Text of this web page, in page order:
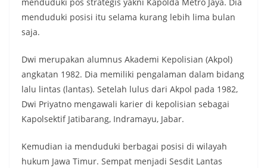
menduduki posisi itu selama kurang lebih lima bulan
saja.
Dwi merupakan alumnus Akademi Kepolisian (Akpol)
angkatan 1982. Dia memiliki pengalaman dalam bidang
lalu lintas (lantas). Setelah lulus dari Akpol pada 1982,
Dwi Priyatno mengawali karier di kepolisian sebagai
Kapolsektif Jatibarang, Indramayu, Jabar.
Kemudian ia menduduki berbagai posisi di wilayah
hukum Jawa Timur. Sempat menjadi Sesdit Lantas